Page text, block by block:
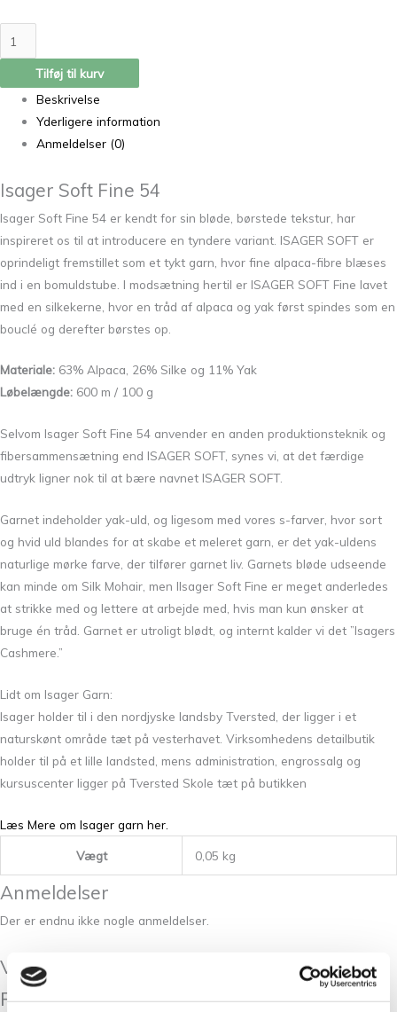
Tilføj til kurv
Beskrivelse
Yderligere information
Anmeldelser (0)
Isager Soft Fine 54
Isager Soft Fine 54 er kendt for sin bløde, børstede tekstur, har
inspireret os til at introducere en tyndere variant. ISAGER SOFT er
oprindeligt fremstillet som et tykt garn, hvor fine alpaca-fibre blæses
ind i en bomuldstube. I modsætning hertil er ISAGER SOFT Fine lavet
med en silkekerne, hvor en tråd af alpaca og yak først spindes som en
bouclé og derefter børstes op.
Materiale: 63% Alpaca, 26% Silke og 11% Yak
Løbelængde: 600 m / 100 g
Selvom Isager Soft Fine 54 anvender en anden produktionsteknik og
fibersammensætning end ISAGER SOFT, synes vi, at det færdige
udtryk ligner nok til at bære navnet ISAGER SOFT.
Garnet indeholder yak-uld, og ligesom med vores s-farver, hvor sort
og hvid uld blandes for at skabe et meleret garn, er det yak-uldens
naturlige mørke farve, der tilfører garnet liv. Garnets bløde udseende
kan minde om Silk Mohair, men IIsager Soft Fine er meget anderledes
at strikke med og lettere at arbejde med, hvis man kun ønsker at
bruge én tråd. Garnet er utroligt blødt, og internt kalder vi det ”Isagers
Cashmere.”
Lidt om Isager Garn:
Isager holder til i den nordjyske landsby Tversted, der ligger i et
naturskønt område tæt på vesterhavet. Virksomhedens detailbutik
holder til på et lille landsted, mens administration, engrossalg og
kursuscenter ligger på Tversted Skole tæt på butikken
Læs Mere om Isager garn her.
Vægt 0,05 kg
Anmeldelser
Der er endnu ikke nogle anmeldelser.
Vær den første til at anmelde “Isager Soft
Fine 54”